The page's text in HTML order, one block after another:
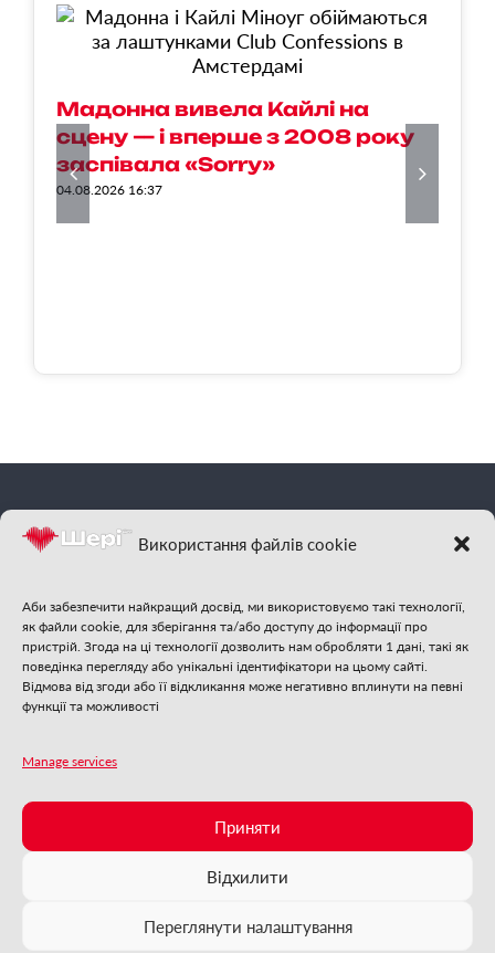
Використання файлів cookie
Аби забезпечити найкращий досвід, ми використовуємо такі технології,
як файли cookie, для зберігання та/або доступу до інформації про
пристрій. Згода на ці технології дозволить нам обробляти 1 дані, такі як
поведінка перегляду або унікальні ідентифікатори на цьому сайті.
Відмова від згоди або її відкликання може негативно вплинути на певні
функції та можливості
Manage services
Приняти
Відхилити
Переглянути налаштування
Мадонна вивела Кайлі на
сцену — і вперше з 2008 року
заспівала «Sorry»
04.08.2026 16:37
Шері
| Відчуй
Стежте за нами:
2025 | Шеріфм| Із самого серця Бучі
❄
❄
❄
❄
❄
❄
ФМ
Зараз грає: